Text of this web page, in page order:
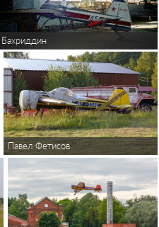
Бахриддин
Павел Фетисов